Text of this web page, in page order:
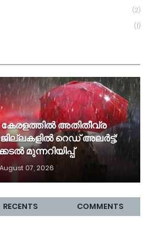
(2)
(1)
കേരളത്തിൽ അതിതീവ്ര
റെഡ് അലർട്ട്;
മുന്നറിയിപ്പ്
07, 2026
RECENTS COMMENTS